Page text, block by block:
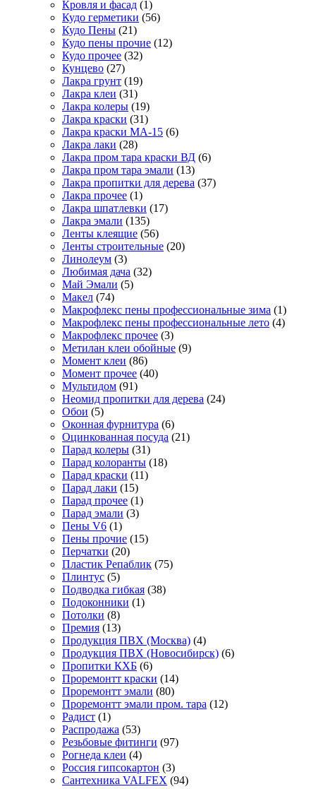
Кровля и фасад (1)
Кудо герметики (56)
Кудо Пены (21)
Кудо пены прочие (12)
Кудо прочее (32)
Кунцево (27)
Лакра грунт (19)
Лакра клеи (31)
Лакра колеры (19)
Лакра краски (31)
Лакра краски МА-15 (6)
Лакра лаки (28)
Лакра пром тара краски ВД (6)
Лакра пром тара эмали (13)
Лакра пропитки для дерева (37)
Лакра прочее (1)
Лакра шпатлевки (17)
Лакра эмали (135)
Ленты клеящие (56)
Ленты строительные (20)
Линолеум (3)
Любимая дача (32)
Май Эмали (5)
Макел (74)
Макрофлекс пены профессиональные зима (1)
Макрофлекс пены профессиональные лето (4)
Макрофлекс прочее (3)
Метилан клеи обойные (9)
Момент клеи (86)
Момент прочее (40)
Мультидом (91)
Неомид пропитки для дерева (24)
Обои (5)
Оконная фурнитура (6)
Оцинкованная посуда (21)
Парад колеры (31)
Парад колоранты (18)
Парад краски (11)
Парад лаки (15)
Парад прочее (1)
Парад эмали (3)
Пены V6 (1)
Пены прочие (15)
Перчатки (20)
Пластик Репаблик (75)
Плинтус (5)
Подводка гибкая (38)
Подоконники (1)
Потолки (8)
Премия (13)
Продукция ПВХ (Москва) (4)
Продукция ПВХ (Новосибирск) (6)
Пропитки КХБ (6)
Проремонтт краски (14)
Проремонтт эмали (80)
Проремонтт эмали пром. тара (12)
Радист (1)
Распродажа (53)
Резьбовые фитинги (97)
Рогнеда клеи (4)
Россия гипсокартон (3)
Сантехника VALFEX (94)